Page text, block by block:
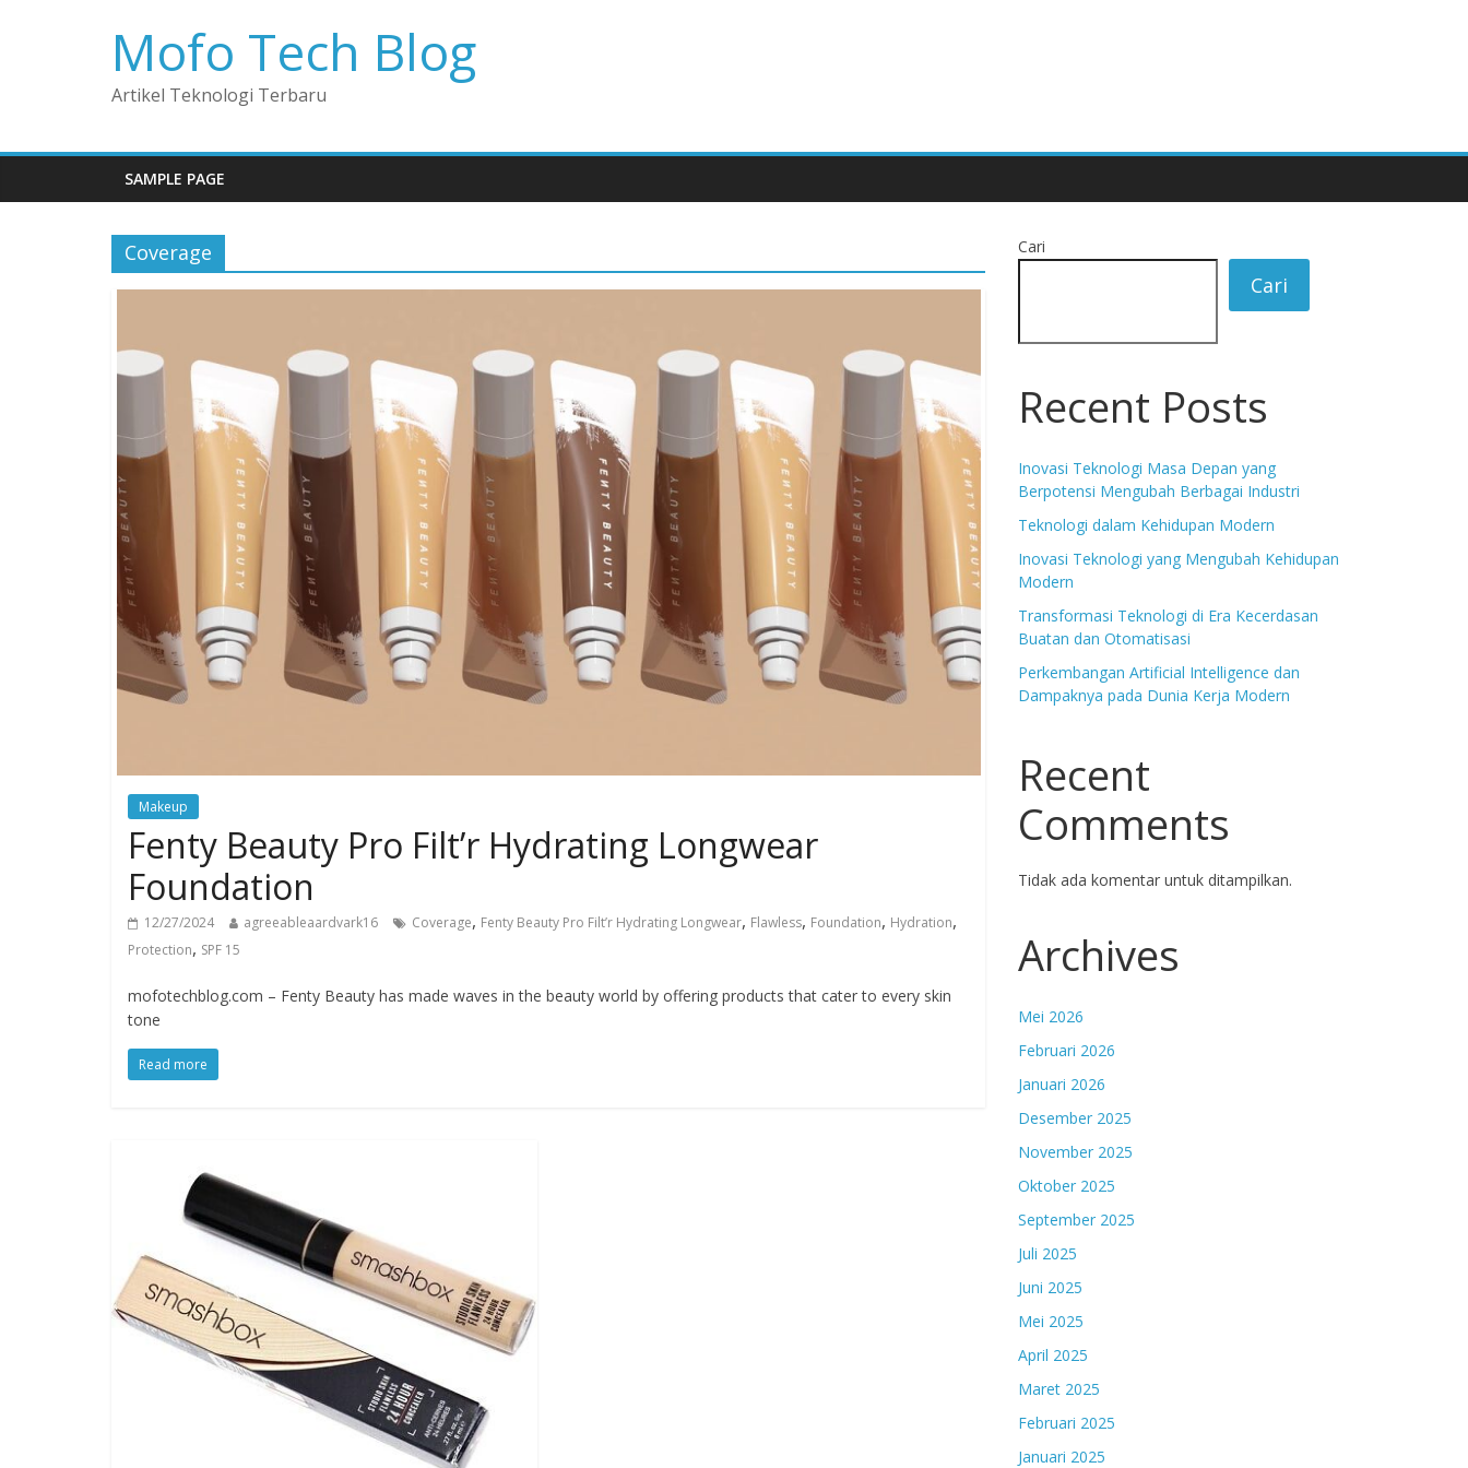
Mofo Tech Blog
Artikel Teknologi Terbaru
SAMPLE PAGE
Coverage
Makeup
Fenty Beauty Pro Filt’r Hydrating Longwear
Foundation
12/27/2024 agreeableaardvark16 Coverage, Fenty Beauty Pro Filt’r Hydrating Longwear, Flawless, Foundation, Hydration,
Protection, SPF 15
mofotechblog.com – Fenty Beauty has made waves in the beauty world by offering products that cater to every skin
tone
Read more
Cari
Cari
Recent Posts
Inovasi Teknologi Masa Depan yang
Berpotensi Mengubah Berbagai Industri
Teknologi dalam Kehidupan Modern
Inovasi Teknologi yang Mengubah Kehidupan
Modern
Transformasi Teknologi di Era Kecerdasan
Buatan dan Otomatisasi
Perkembangan Artificial Intelligence dan
Dampaknya pada Dunia Kerja Modern
Recent
Comments
Tidak ada komentar untuk ditampilkan.
Archives
Mei 2026
Februari 2026
Januari 2026
Desember 2025
November 2025
Oktober 2025
September 2025
Juli 2025
Juni 2025
Mei 2025
April 2025
Maret 2025
Februari 2025
Januari 2025